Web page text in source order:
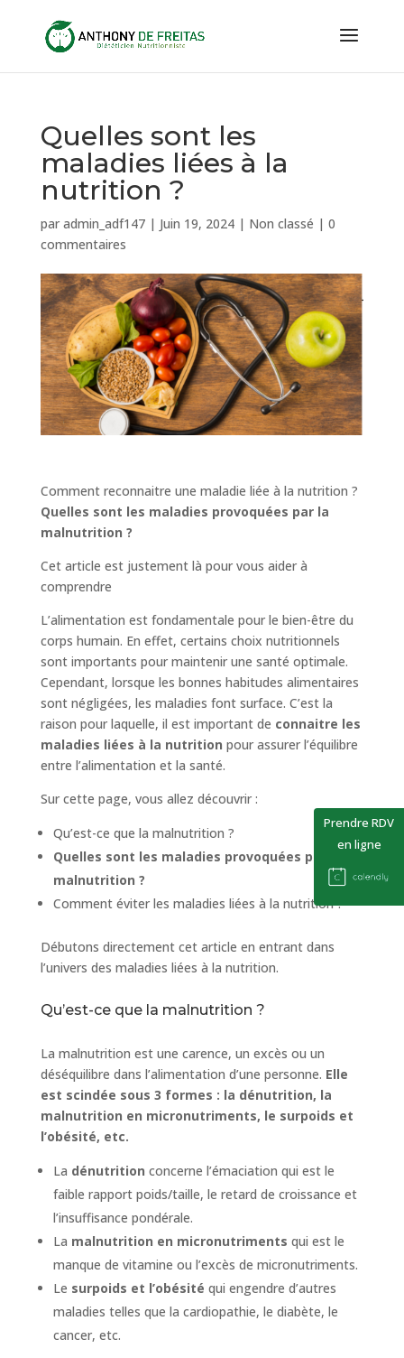
Prendre RDV
en ligne
Quelles sont les
maladies liées à la
nutrition ?
par admin_adf147| Juin 19, 2024| Non classé | 0
commentaires
Comment reconnaitre une maladie liée à la nutrition ?
Quelles sont les maladies provoquées par la
malnutrition ?
Cet article est justement là pour vous aider à
comprendre
L’alimentation est fondamentale pour le bien-être du
corps humain. En effet, certains choix nutritionnels
sont importants pour maintenir une santé optimale.
Cependant, lorsque les bonnes habitudes alimentaires
sont négligées, les maladies font surface. C’est la
raison pour laquelle, il est important de connaitre les
maladies liées à la nutrition pour assurer l’équilibre
entre l’alimentation et la santé.
Sur cette page, vous allez découvrir :
Qu’est-ce que la malnutrition ?
Quelles sont les maladies provoquées par la
malnutrition ?
Comment éviter les maladies liées à la nutrition ?
Débutons directement cet article en entrant dans
l’univers des maladies liées à la nutrition.
Qu’est-ce que la malnutrition ?
La malnutrition est une carence, un excès ou un
déséquilibre dans l’alimentation d’une personne. Elle
est scindée sous 3 formes : la dénutrition, la
malnutrition en micronutriments, le surpoids et
l’obésité, etc.
La dénutrition concerne l’émaciation qui est le
faible rapport poids/taille, le retard de croissance et
l’insuffisance pondérale.
La malnutrition en micronutriments qui est le
manque de vitamine ou l’excès de micronutriments.
Le surpoids et l’obésité qui engendre d’autres
maladies telles que la cardiopathie, le diabète, le
cancer, etc.